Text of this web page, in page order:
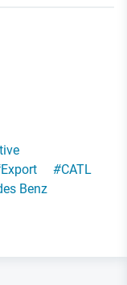
Export #CATL
Benz